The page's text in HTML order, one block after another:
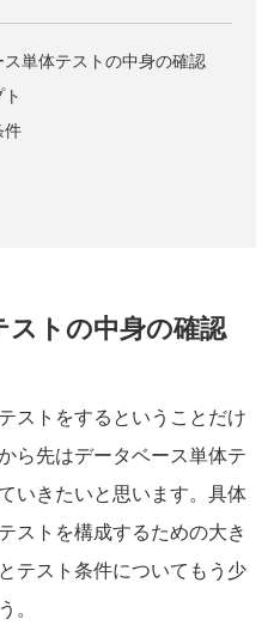
単体テストの中身の確認
件
トの中身の確認
ストをするということだけ
ら先はデータベース単体テ
いきたいと思います。具体
ストを構成するための大き
テスト条件についてもう少
。